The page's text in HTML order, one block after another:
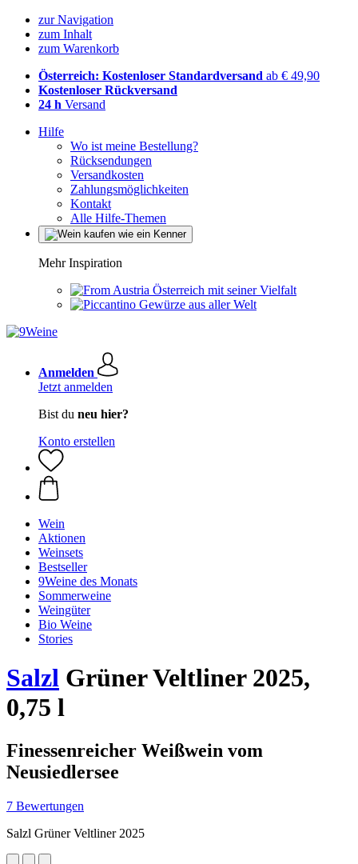
zur Navigation
zum Inhalt
zum Warenkorb
Österreich: Kostenloser Standardversand ab € 49,90
Kostenloser Rückversand
24 h Versand
Hilfe
Wo ist meine Bestellung?
Rücksendungen
Versandkosten
Zahlungsmöglichkeiten
Kontakt
Alle Hilfe-Themen
Mehr Inspiration
Österreich mit seiner Vielfalt
Gewürze aus aller Welt
Anmelden
Jetzt anmelden
Bist du neu hier?
Konto erstellen
Wein
Aktionen
Weinsets
Bestseller
9Weine des Monats
Sommerweine
Weingüter
Bio Weine
Stories
Salzl Grüner Veltliner 2025,
0,75 l
Finessenreicher Weißwein vom
Neusiedlersee
7 Bewertungen
Salzl Grüner Veltliner 2025